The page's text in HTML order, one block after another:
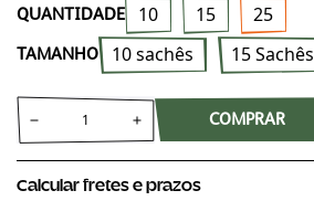
QUANTIDADE 10 15 25
TAMANHO 10 sachês 15 Sachês
COMPRAR
Calcular fretes e prazos